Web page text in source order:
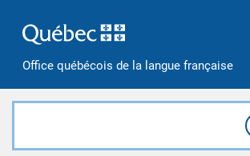
Office québécois de la langue française
Rechercher